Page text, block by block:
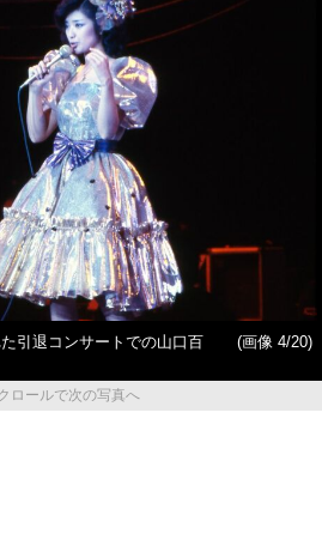
引退コンサートでの山口百
(画像 4/20)
ロールで次の写真へ